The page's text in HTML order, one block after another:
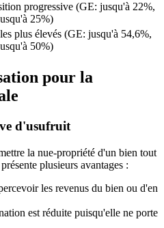
progressive (GE: jusqu'à 22%,
25%)
plus élevés (GE: jusqu'à 54,6%,
50%)
pour la
d'usufruit
la nue-propriété d'un bien tout
plusieurs avantages :
les revenus du bien ou d'en
est réduite puisqu'elle ne porte